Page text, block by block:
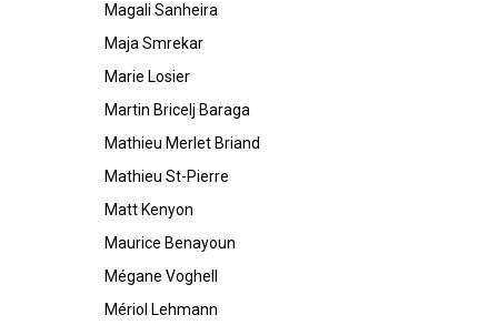
Magali Sanheira
Maja Smrekar
Marie Losier
Martin Bricelj Baraga
Mathieu Merlet Briand
Mathieu St-Pierre
Matt Kenyon
Maurice Benayoun
Mégane Voghell
Mériol Lehmann